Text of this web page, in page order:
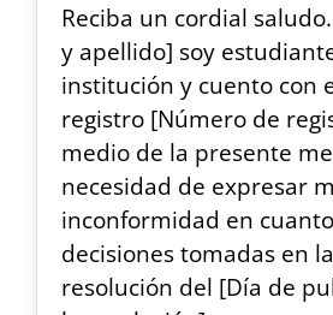
Reciba un cordial
y apellido] soy
institución y cuento con
registro [Número de
medio de la presente
necesidad de expresar
inconformidad en
decisiones tomadas en
resolución del [Día de